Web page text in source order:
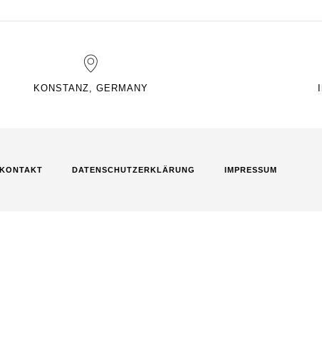
KONSTANZ, GERMANY
KONTAKT DATENSCHUTZ­ERKLÄRUNG IMPRESSUM